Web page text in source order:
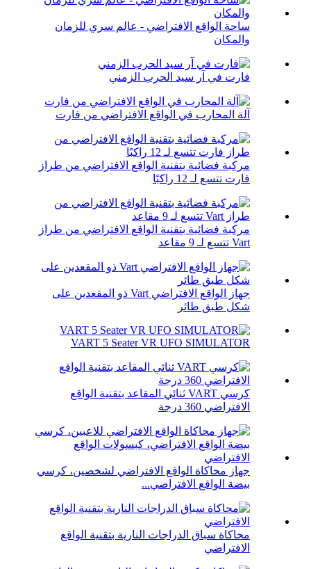
ساحة الواقع الافتراضي - عالم سري للزمان
والمكان
فارت في آر سيد الحرب الزمني
آلة المحارب في الواقع الافتراضي من فارت
مركبة فضائية بتقنية الواقع الافتراضي من طراز
فارت تتسع لـ 12 راكبًا
مركبة فضائية بتقنية الواقع الافتراضي من طراز
Vart تتسع لـ 9 مقاعد
جهاز الواقع الافتراضي Vart ذو المقعدين على
شكل طبق طائر
VART 5 Seater VR UFO SIMULATOR
كرسي VART ثنائي المقاعد بتقنية الواقع
الافتراضي 360 درجة
جهاز محاكاة الواقع الافتراضي لشخصين، كرسي
بيضة الواقع الافتراضي...
محاكاة سباق الدراجات النارية بتقنية الواقع
الافتراضي